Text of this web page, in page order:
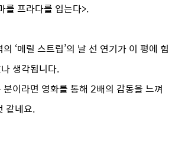
를 프라다를 입는다>.
의 ‘메릴 스트립’의 날 선 연기가 이 평에 힘
생각됩니다.
이라면 영화를 통해 2배의 감동을 느껴
같네요.